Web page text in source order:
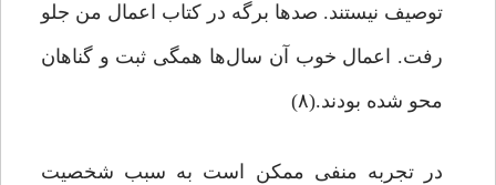
توصیف نیستند. صدها برگه در کتاب اعمال من جلو
رفت. اعمال خوب آن سال‌ها همگی ثبت و گناهان
محو شده بودند.(۸)
در تجربه منفی ممکن است به سبب شخصیت